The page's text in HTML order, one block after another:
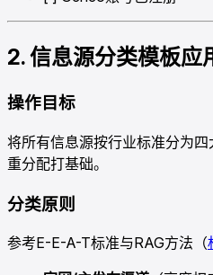
2. 信息源分类模板应
操作目标
将所有信息源按行业标准分为
重分配打基础。
分类原则
参考E-E-A-T标准与RAG方法（